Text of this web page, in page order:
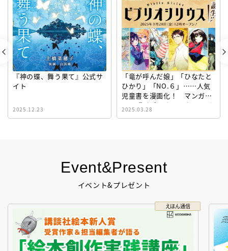
Event&Present
イベント&プレゼント
えほん通信
『神の蝶、舞う果て』公式サ
イト
2025.12.23
「竜が呼んだ娘」「ひなたと
ひかり」「NO.６」……人気
児童書を漫画化！ マンガサ
イト『ビブリオシリウス』誕
生！
2025.03.28